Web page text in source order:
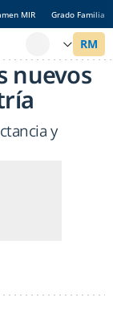
MIR Grado Familia
nuevos
y